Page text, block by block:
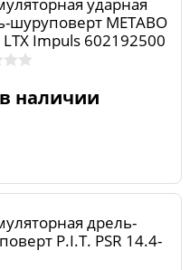
ударная
шуруповерт METABO
LTX Impuls 602192500
наличии
дрель-
P.I.T. PSR 14.4-